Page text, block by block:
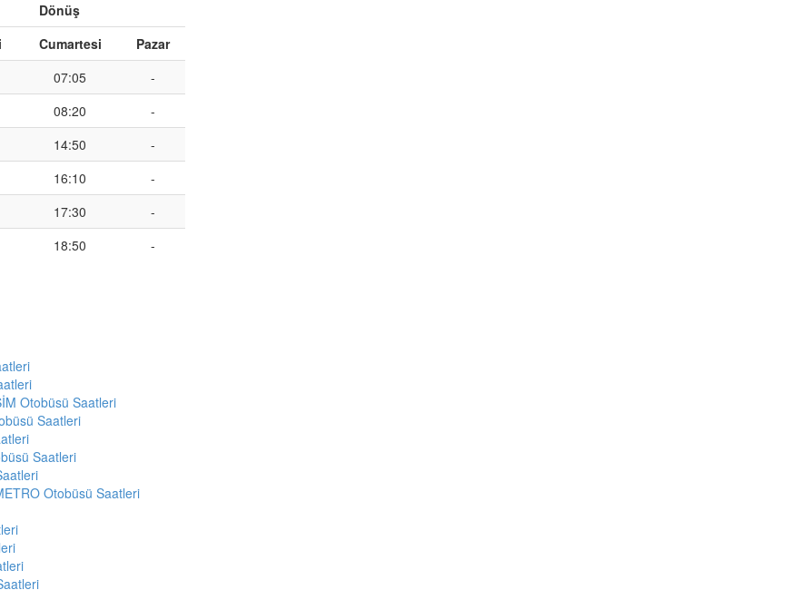
Dönüş
Cumartesi
Pazar
07:05
-
08:20
-
14:50
-
16:10
-
17:30
-
18:50 -
Otobüsü Saatleri
Saatleri
Saatleri
Otobüsü Saatleri